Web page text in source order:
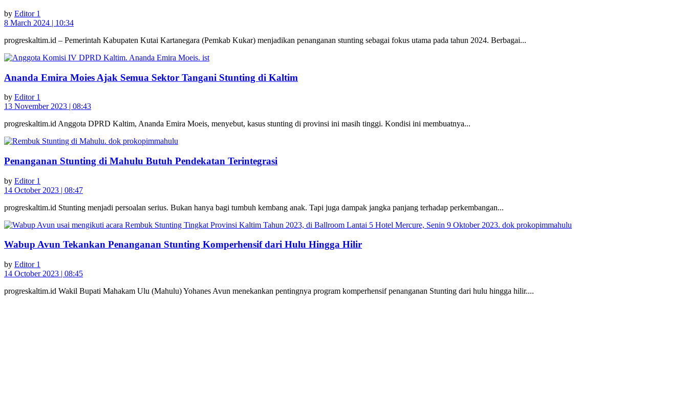
by Editor 1
8 March 2024 | 10:34
progreskaltim.id – Pemerintah Kabupaten Kutai Kartanegara (Pemkab Kukar) menjadikan penanganan stunting sebagai fokus utama pada tahun 2024. Berbagai...
Ananda Emira Moies Ajak Semua Sektor Tangani Stunting di Kaltim
by Editor 1
13 November 2023 | 08:43
progreskaltim.id Anggota DPRD Kaltim, Ananda Emira Moeis, menyebut, kasus stunting di provinsi ini masih tinggi. Kondisi ini membuatnya...
Penanganan Stunting di Mahulu Butuh Pendekatan Terintegrasi
by Editor 1
14 October 2023 | 08:47
progreskaltim.id Stunting menjadi persoalan serius. Bukan hanya bagi tumbuh kembang anak. Tapi juga dampak jangka panjang terhadap perkembangan...
Wabup Avun Tekankan Penanganan Stunting Komperhensif dari Hulu Hingga Hilir
by Editor 1
14 October 2023 | 08:45
progreskaltim.id Wakil Bupati Mahakam Ulu (Mahulu) Yohanes Avun menekankan pentingnya program komperhensif penanganan Stunting dari hulu hingga hilir....